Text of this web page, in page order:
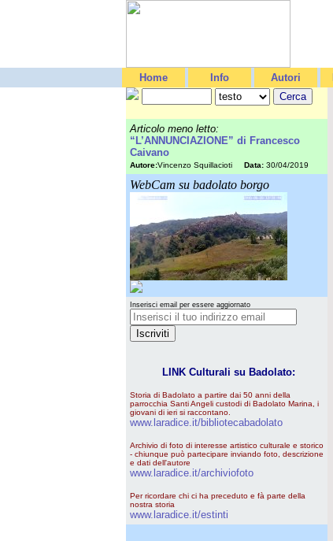
Home Info Autori
Articolo meno letto:
“L’ANNUNCIAZIONE” di Francesco
Caivano
Autore:Vincenzo Squillacioti Data: 30/04/2019
WebCam su badolato borgo
Inserisci email per essere aggiornato
LINK Culturali su Badolato:
Storia di Badolato a partire dai 50 anni della
parrocchia Santi Angeli custodi di Badolato Marina, i
giovani di ieri si raccontano.
www.laradice.it/bibliotecabadolato
Archivio di foto di interesse artistico culturale e storico
- chiunque può partecipare inviando foto, descrizione
e dati dell'autore
www.laradice.it/archiviofoto
Per ricordare chi ci ha preceduto e fà parte della
nostra storia
www.laradice.it/estinti